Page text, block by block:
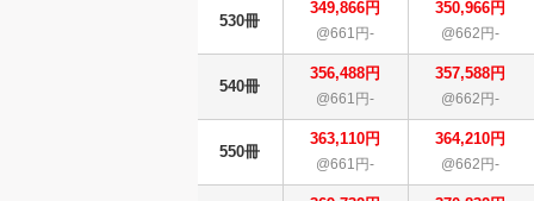
530冊
349,866円
@661円-
350,966円
@662円-
540冊
356,488円
@661円-
357,588円
@662円-
550冊
363,110円
@661円-
364,210円
@662円-